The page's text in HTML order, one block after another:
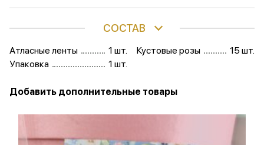
СОСТАВ
Атласные ленты
1 шт.
Упаковка
1 шт.
Кустовые розы 15 шт.
Добавить дополнительные товары